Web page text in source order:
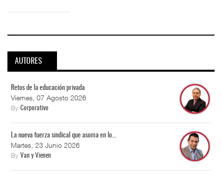
AUTORES
Retos de la educación privada
Viernes, 07 Agosto 2026
By Corporativo
La nueva fuerza sindical que asoma en lo...
Martes, 23 Junio 2026
By Van y Vienen